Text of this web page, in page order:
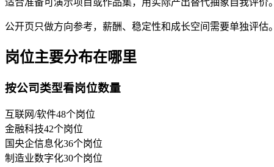
适合准备可演示项目或作品集，用实际产出替代抽象自我评价。
公开页只做方向参考，薪酬、稳定性和成长空间需要单独评估。
岗位主要分布在哪里
按公司类型看岗位数量
互联网/软件48个岗位
金融科技42个岗位
国央企信息化36个岗位
制造业数字化30个岗位